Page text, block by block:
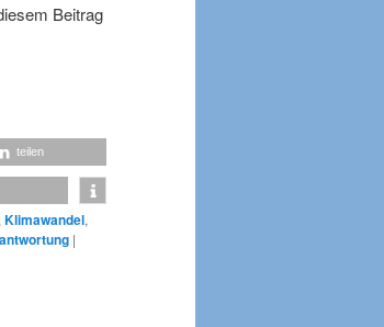
Beitrag
teilen
Klimawandel,
|